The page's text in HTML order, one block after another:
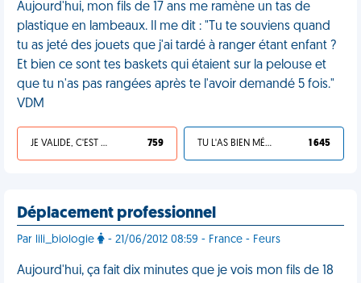
Aujourd'hui, mon fils de 17 ans me ramène un tas de
plastique en lambeaux. Il me dit : "Tu te souviens quand
tu as jeté des jouets que j'ai tardé à ranger étant enfant ?
Et bien ce sont tes baskets qui étaient sur la pelouse et
que tu n'as pas rangées après te l'avoir demandé 5 fois."
VDM
JE VALIDE, C'EST UNE VDM 759 TU L'AS BIEN MÉRITÉ 1 645
Déplacement professionnel
Par lili_biologie - 21/06/2012 08:59 - France - Feurs
Aujourd'hui, ça fait dix minutes que je vois mon fils de 18